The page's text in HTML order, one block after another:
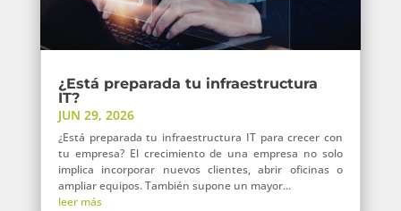
¿Está preparada tu infraestructura
IT?
JUN 29, 2026
¿Está preparada tu infraestructura IT para crecer con
tu empresa? El crecimiento de una empresa no solo
implica incorporar nuevos clientes, abrir oficinas o
ampliar equipos. También supone un mayor...
leer más